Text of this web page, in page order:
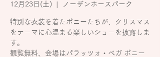
12月23日(土) ノーザンホースパーク
特別な衣装を着たポニーたちが、クリスマス
をテーマに心温まる楽しいショーを披露しま
す。
観覧無料、会場はパラッツォ・ベガ ポニー